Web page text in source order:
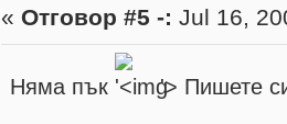
« Отговор #5 -: Jul 16,
Няма пък '> Пишете